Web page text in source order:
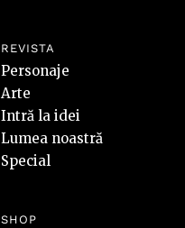
REVISTA
Personaje
Arte
Intră la idei
Lumea noastră
Special
SHOP